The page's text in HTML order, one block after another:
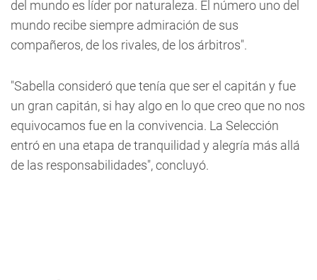
del mundo es líder por naturaleza. El número uno del
mundo recibe siempre admiración de sus
compañeros, de los rivales, de los árbitros".
"Sabella consideró que tenía que ser el capitán y fue
un gran capitán, si hay algo en lo que creo que no nos
equivocamos fue en la convivencia. La Selección
entró en una etapa de tranquilidad y alegría más allá
de las responsabilidades", concluyó.